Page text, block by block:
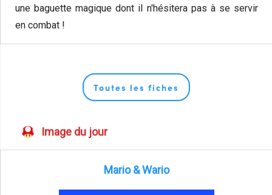
une baguette magique dont il n'hésitera pas à se servir
en combat !
Toutes les fiches
Image du jour
Mario & Wario